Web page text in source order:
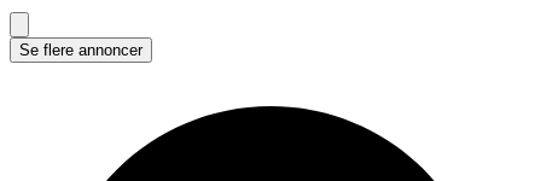
Se flere annoncer